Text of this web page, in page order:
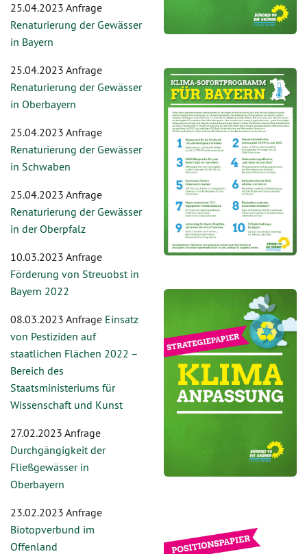
25.04.2023 Anfrage
Renaturierung der Gewässer
in Bayern
25.04.2023 Anfrage
Renaturierung der Gewässer
in Oberbayern
25.04.2023 Anfrage
Renaturierung der Gewässer
in Schwaben
25.04.2023 Anfrage
Renaturierung der Gewässer
in der Oberpfalz
10.03.2023 Anfrage
Förderung von Streuobst in
Bayern 2022
08.03.2023 Anfrage Einsatz
von Pestiziden auf
staatlichen Flächen 2022 –
Bereich des
Staatsministeriums für
Wissenschaft und Kunst
27.02.2023 Anfrage
Durchgängigkeit der
Fließgewässer in
Oberbayern
23.02.2023 Anfrage
Biotopverbund im
Offenland